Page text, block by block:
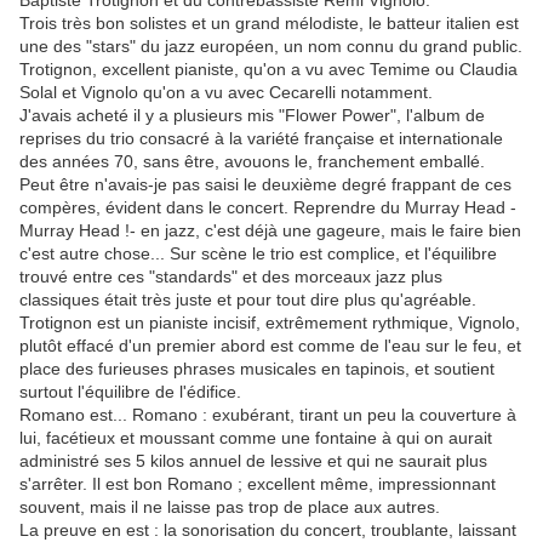
Trois très bon solistes et un grand mélodiste, le batteur italien est
une des "stars" du jazz européen, un nom connu du grand public.
Trotignon, excellent pianiste, qu'on a vu avec Temime ou Claudia
Solal et Vignolo qu'on a vu avec Cecarelli notamment.
J'avais acheté il y a plusieurs mis "Flower Power", l'album de
reprises du trio consacré à la variété française et internationale
des années 70, sans être, avouons le, franchement emballé.
Peut être n'avais-je pas saisi le deuxième degré frappant de ces
compères, évident dans le concert. Reprendre du Murray Head -
Murray Head !- en jazz, c'est déjà une gageure, mais le faire bien
c'est autre chose... Sur scène le trio est complice, et l'équilibre
trouvé entre ces "standards" et des morceaux jazz plus
classiques était très juste et pour tout dire plus qu'agréable.
Trotignon est un pianiste incisif, extrêmement rythmique, Vignolo,
plutôt effacé d'un premier abord est comme de l'eau sur le feu, et
place des furieuses phrases musicales en tapinois, et soutient
surtout l'équilibre de l'édifice.
Romano est... Romano : exubérant, tirant un peu la couverture à
lui, facétieux et moussant comme une fontaine à qui on aurait
administré ses 5 kilos annuel de lessive et qui ne saurait plus
s'arrêter. Il est bon Romano ; excellent même, impressionnant
souvent, mais il ne laisse pas trop de place aux autres.
La preuve en est : la sonorisation du concert, troublante, laissant